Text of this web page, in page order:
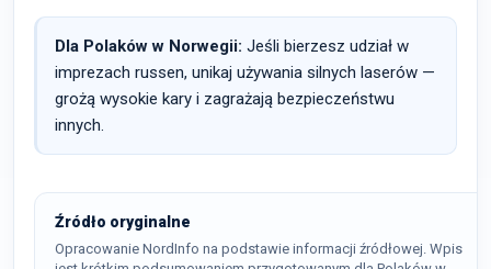
Dla Polaków w Norwegii: Jeśli bierzesz udział w
imprezach russen, unikaj używania silnych laserów —
grożą wysokie kary i zagrażają bezpieczeństwu
innych.
Źródło oryginalne
Opracowanie NordInfo na podstawie informacji źródłowej. Wpis